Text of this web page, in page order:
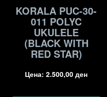
KORALA PUC-30-
011 POLYC
UKULELE
(BLACK WITH
RED STAR)
Цена:2.500,00ден